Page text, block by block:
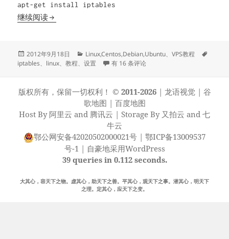
apt-get install iptables
继续阅读防火墙iptables简明教程
发
布
2012年9月18日
分
类
Linux,Centos,Debian,Ubuntu、VPS教程
iptables、 linux、教程、设置 防火墙iptables简明教程
有 16 条评论
版权所有，保留一切权利！ © 2011-2026| 龙语视觉| 谷
歌地图 | 百度地图
Host By 阿里云 and 腾讯云 | Storage By 又拍云 and 七
牛云
鄂公网安备42020502000021号 | 鄂ICP备13009537
号-1 | 自豪地采用WordPress
39 queries in 0.112 seconds.
大其心，容天下之物。虚其心，助天下之善。平其心，观天下之事。潜其心，明天下
之理。定其心，应天下之变。